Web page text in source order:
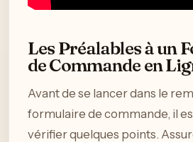
Les Préalables à un
de Commande en
Avant de se lancer dans le
formulaire de commande, il
vérifier quelques points.